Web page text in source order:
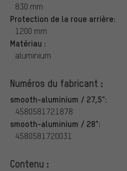
830 mm
Protection de la roue arrière:
1200 mm
Matériau :
aluminium
Numéros du fabricant :
smooth-aluminium / 27,5":
4580581721878
smooth-aluminium / 28":
4580581720031
Contenu :